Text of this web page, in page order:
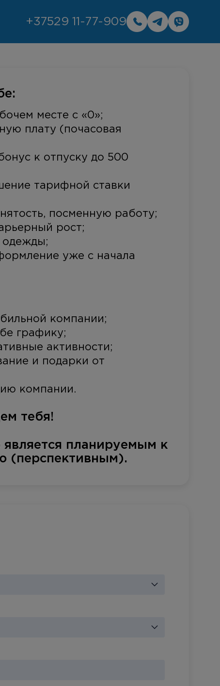
+37529 11-77-909
месте с «0»;
плату (почасовая
к отпуску до 500
тарифной ставки
посменную работу;
рост;
уже с начала
компании;
графику;
активности;
и подарки от
компании.
тебя!
планируемым к
(перспективным).